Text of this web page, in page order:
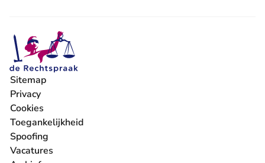
Sitemap
Privacy
Cookies
Toegankelijkheid
Spoofing
Vacatures
- U verlaat Rechtspraak.nl